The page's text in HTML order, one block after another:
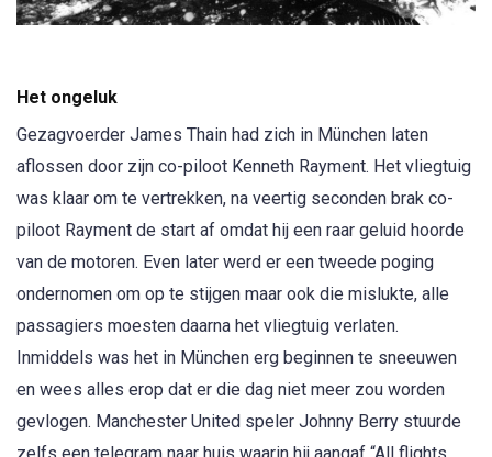
Het ongeluk
Gezagvoerder James Thain had zich in München laten
aflossen door zijn co-piloot Kenneth Rayment. Het vliegtuig
was klaar om te vertrekken, na veertig seconden brak co-
piloot Rayment de start af omdat hij een raar geluid hoorde
van de motoren. Even later werd er een tweede poging
ondernomen om op te stijgen maar ook die mislukte, alle
passagiers moesten daarna het vliegtuig verlaten.
Inmiddels was het in München erg beginnen te sneeuwen
en wees alles erop dat er die dag niet meer zou worden
gevlogen. Manchester United speler Johnny Berry stuurde